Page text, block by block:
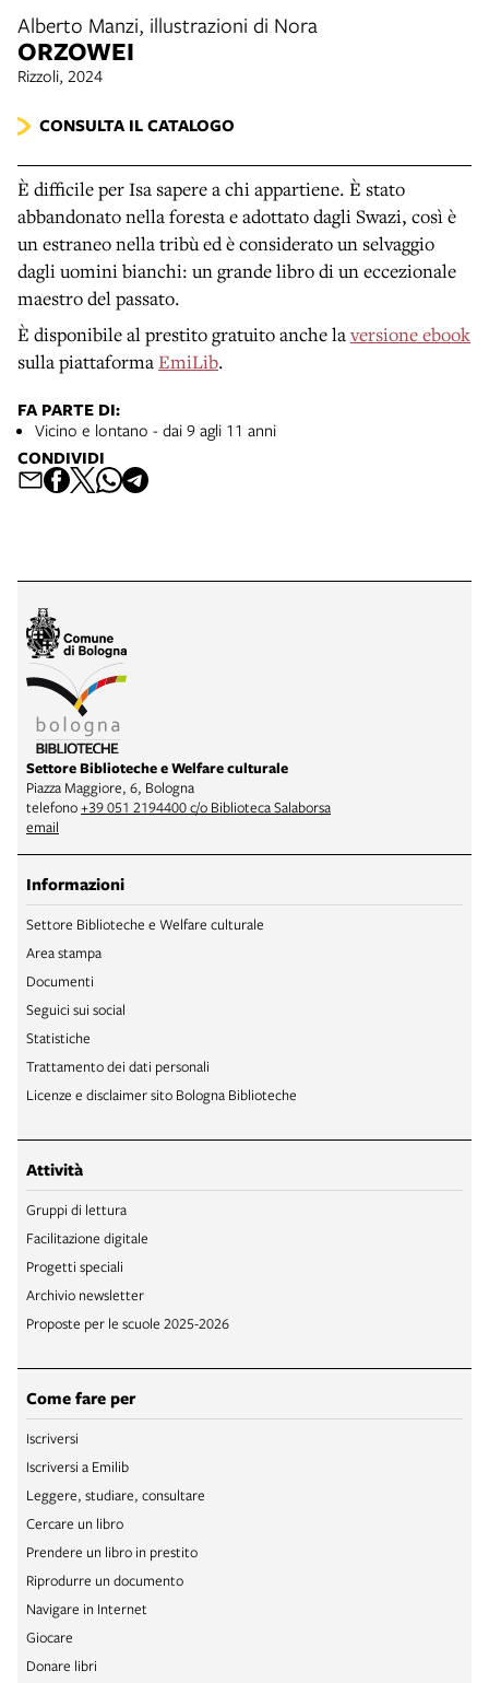
Alberto Manzi, illustrazioni di Nora
ORZOWEI
Rizzoli, 2024
CONSULTA IL CATALOGO
È difficile per Isa sapere a chi appartiene. È stato
abbandonato nella foresta e adottato dagli Swazi, così è
un estraneo nella tribù ed è considerato un selvaggio
dagli uomini bianchi: un grande libro di un eccezionale
maestro del passato.
È disponibile al prestito gratuito anche laversione ebook
sulla piattaformaEmiLib.
FA PARTE DI:
Vicino e lontano - dai 9 agli 11 anni
CONDIVIDI
Settore Biblioteche e Welfare culturale
Piazza Maggiore, 6, Bologna
telefono+39 051 2194400 c/o Biblioteca Salaborsa
email
Informazioni
Settore Biblioteche e Welfare culturale
Area stampa
Documenti
Seguici sui social
Statistiche
Trattamento dei dati personali
Licenze e disclaimer sito Bologna Biblioteche
Attività
Gruppi di lettura
Facilitazione digitale
Progetti speciali
Archivio newsletter
Proposte per le scuole 2025-2026
Come fare per
Iscriversi
Iscriversi a Emilib
Leggere, studiare, consultare
Cercare un libro
Prendere un libro in prestito
Riprodurre un documento
Navigare in Internet
Giocare
Donare libri